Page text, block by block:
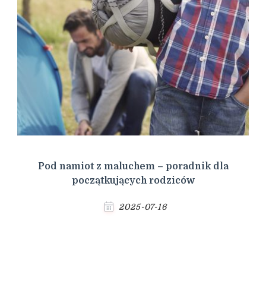
Pod namiot z maluchem – poradnik dla
początkujących rodziców
2025-07-16